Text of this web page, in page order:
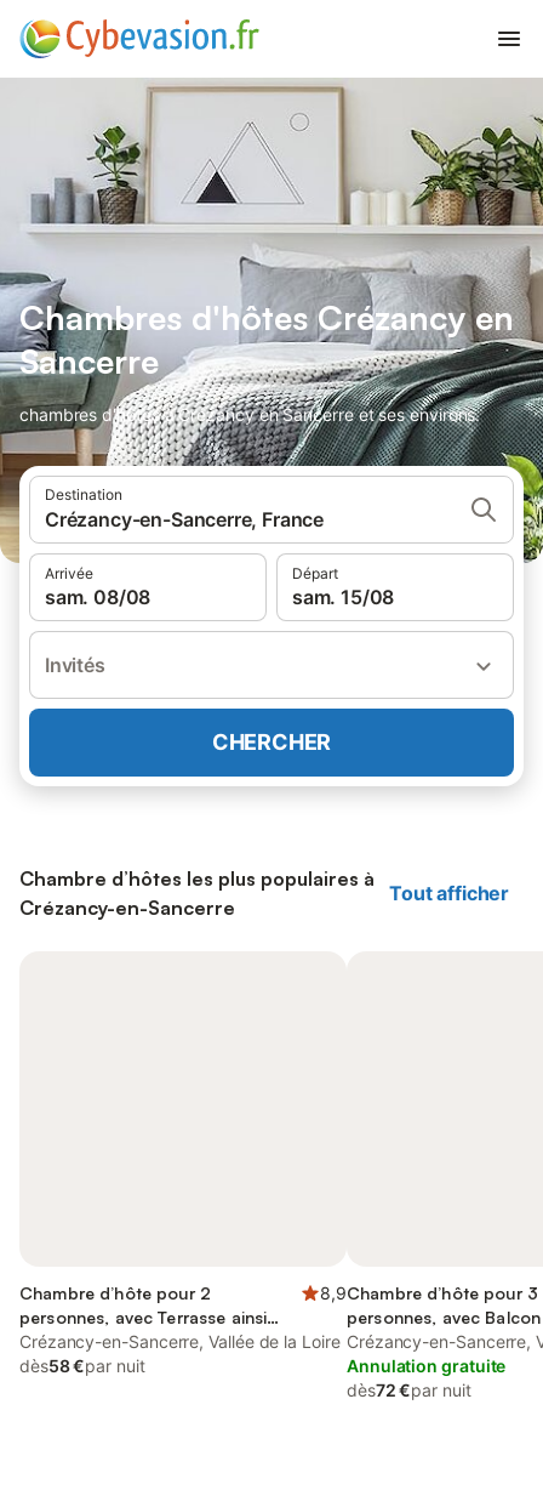
Chambres d'hôtes Crézancy en
Sancerre
chambres d'hôtes à Crézancy en Sancerre et ses environs.
Destination
Crézancy-en-Sancerre, France
Arrivée
sam. 08/08
Départ
sam. 15/08
Invités
CHERCHER
Chambre d’hôtes les plus populaires à
Crézancy-en-Sancerre
Tout afficher
Chambre d’hôte pour 2
personnes, avec Terrasse ainsi
que Jardin et Vue
8,9
Crézancy-en-Sancerre, Vallée de la Loire
dès58 €par nuit
Chambre d’hôte pour 3
personnes, avec
Terrasse et Vue
Crézancy-en-Sancerre,
Annulation gratuite
dès72 €par nuit